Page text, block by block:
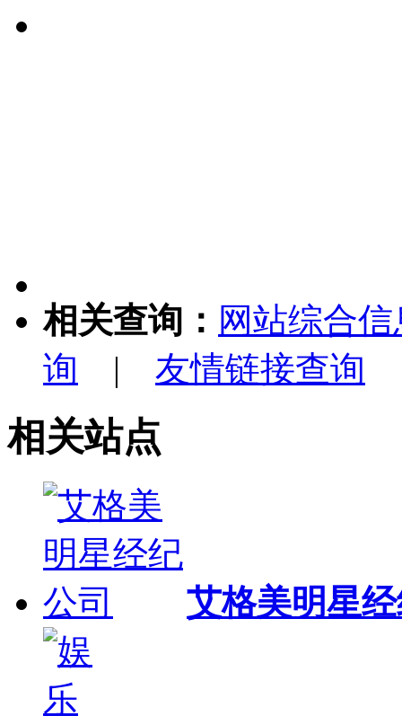
相关查询： 网站综合
询 | 友情链接查询
相关站点
艾格美明星